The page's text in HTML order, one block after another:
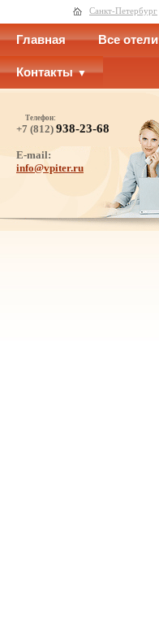
Санкт-Петербург
Главная Все отели
Контакты
Телефон:
+7 (812) 938-23-68
E-mail:
info@vpiter.ru